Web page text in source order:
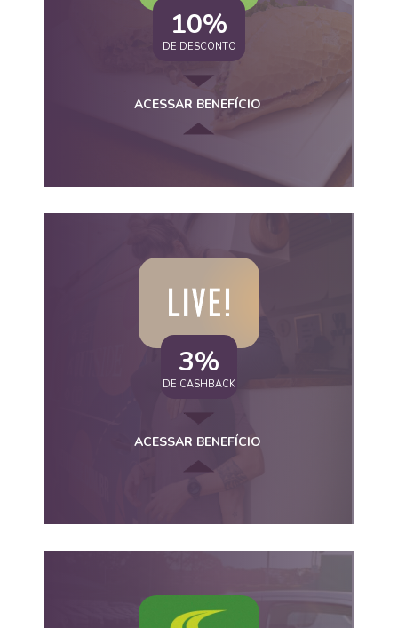
10%
DE DESCONTO
ACESSAR BENEFÍCIO
3%
DE CASHBACK
ACESSAR BENEFÍCIO